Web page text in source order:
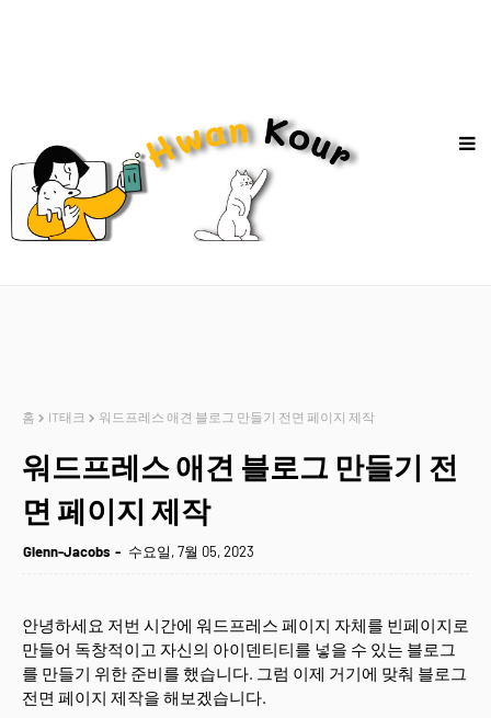
홈 IT태크 워드프레스 애견 블로그 만들기 전면 페이지 제작
워드프레스 애견 블로그 만들기 전
면 페이지 제작
Glenn-Jacobs 수요일, 7월 05, 2023
안녕하세요 저번 시간에 워드프레스 페이지 자체를 빈페이지로
만들어 독창적이고 자신의 아이덴티티를 넣을 수 있는 블로그
를 만들기 위한 준비를 했습니다. 그럼 이제 거기에 맞춰 블로그
전면 페이지 제작을 해보겠습니다.